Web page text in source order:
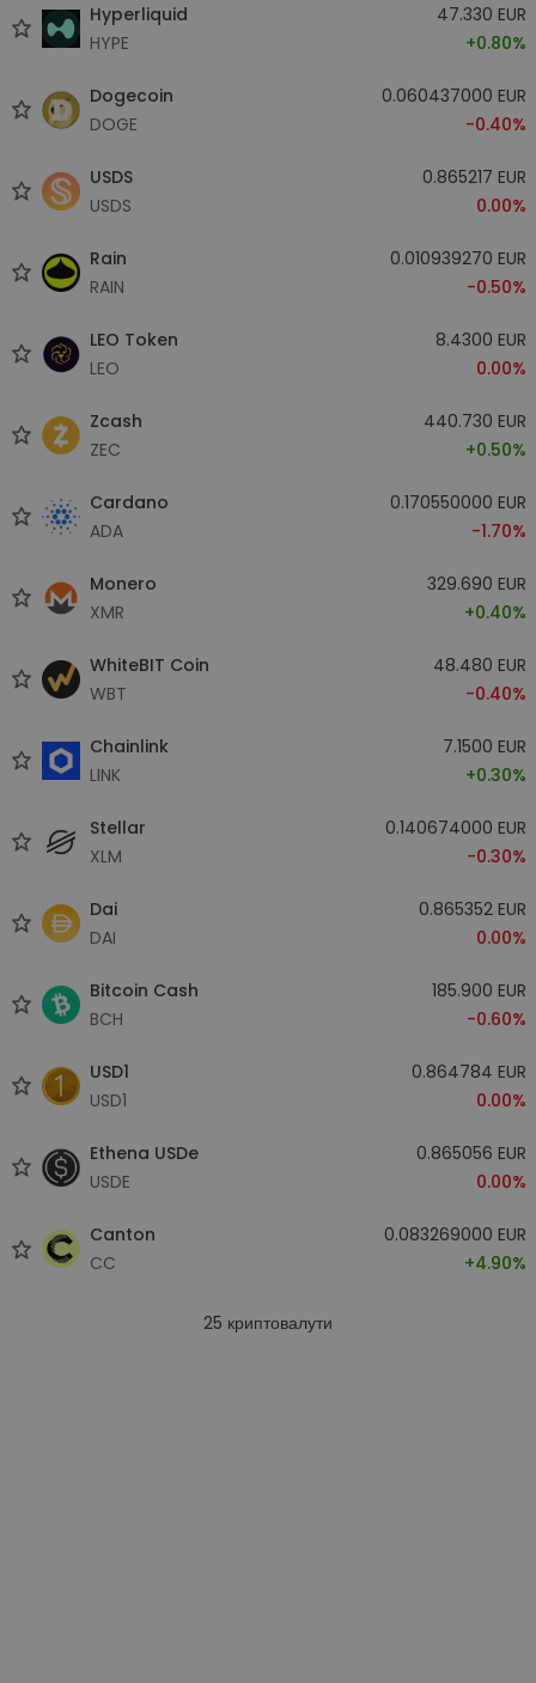
Hyperliquid
HYPE
47.330 EUR
+0.80%
Dogecoin
DOGE
0.060437000 EUR
-0.40%
USDS
USDS
0.865217 EUR
0.00%
Rain
RAIN
0.010939270 EUR
-0.50%
LEO Token
LEO
8.4300 EUR
0.00%
Zcash
ZEC
440.730 EUR
+0.50%
Cardano
ADA
0.170550000 EUR
-1.70%
Monero
XMR
329.690 EUR
+0.40%
WhiteBIT Coin
WBT
48.480 EUR
-0.40%
Chainlink
LINK
7.1500 EUR
+0.30%
Stellar
XLM
0.140674000 EUR
-0.30%
Dai
DAI
0.865352 EUR
0.00%
Bitcoin Cash
BCH
185.900 EUR
-0.60%
USD1
USD1
0.864784 EUR
0.00%
Ethena USDe
USDE
0.865056 EUR
0.00%
Canton
CC
0.083269000 EUR
+4.90%
25 криптовалути